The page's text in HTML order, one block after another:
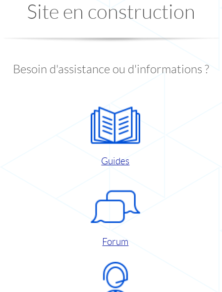
Site en construction
Besoin d'assistance ou d'informations ?
Guides
Forum